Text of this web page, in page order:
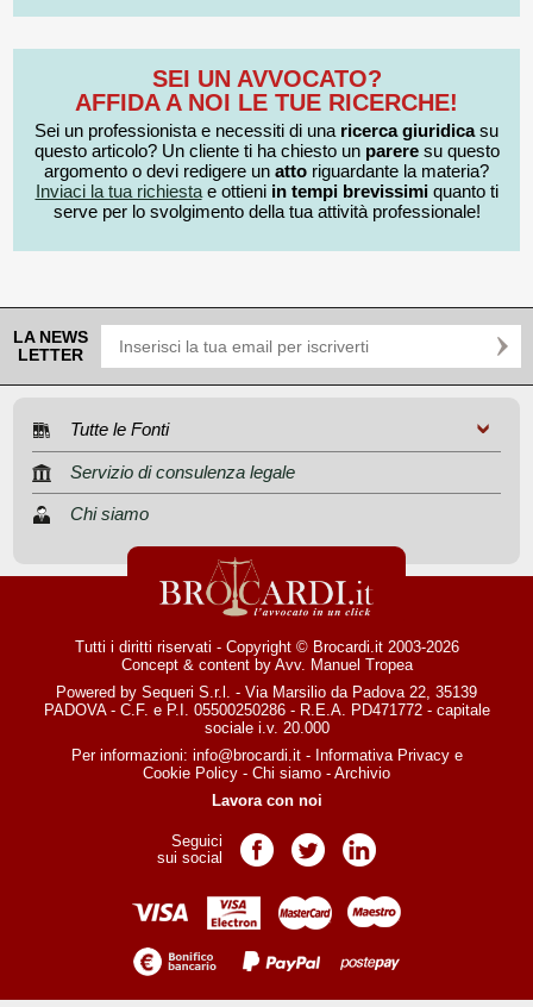
SEI UN AVVOCATO?
AFFIDA A NOI LE TUE RICERCHE!
Sei un professionista e necessiti di una ricerca giuridicasu
questo articolo? Un cliente ti ha chiesto un pareresu questo
argomento o devi redigere un atto riguardante la materia?
Inviaci la tua richiestae ottieni in tempi brevissimiquanto ti
serve per lo svolgimento della tua attività professionale!
LA NEWS
LETTER
Tutte le Fonti
Servizio di consulenza legale
Chi siamo
Tutti i diritti riservati - Copyright © Brocardi.it 2003-2026
Concept & content by Avv. Manuel Tropea
Powered by Sequeri S.r.l. - Via Marsilio da Padova 22, 35139
PADOVA - C.F. e P.I. 05500250286 - R.E.A. PD471772 - capitale
sociale i.v. 20.000
Per informazioni: info@brocardi.it- Informativa Privacye
Cookie Policy - Chi siamo - Archivio
Lavora con noi
Seguici
sui social
Pagina Facebook
Pagina TwitterPagina LinkedIn